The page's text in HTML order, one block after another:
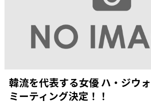
韓流を代表する女優 ハ・ジウ
ミーティング決定！！